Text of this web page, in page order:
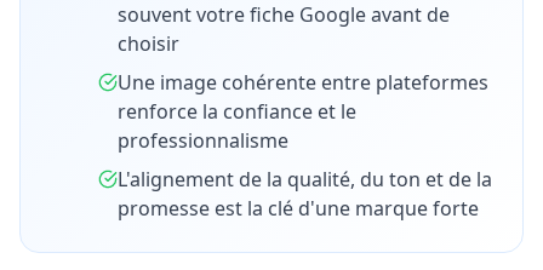
souvent votre fiche Google avant de
choisir
Une image cohérente entre plateformes
renforce la confiance et le
professionnalisme
L'alignement de la qualité, du ton et de la
promesse est la clé d'une marque forte